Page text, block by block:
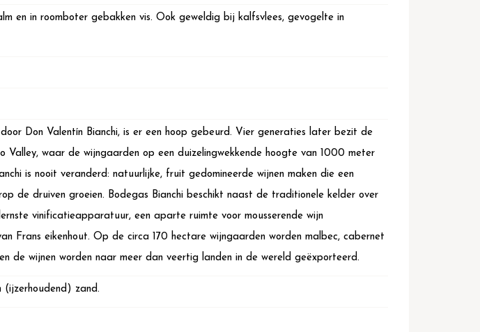
en in roomboter gebakken vis. Ook geweldig bij kalfsvlees, gevogelte in
Don Valentín Bianchi, is er een hoop gebeurd. Vier generaties later bezit de
Valley, waar de wijngaarden op een duizelingwekkende hoogte van 1000 meter
is nooit veranderd: natuurlijke, fruit gedomineerde wijnen maken die een
de druiven groeien. Bodegas Bianchi beschikt naast de traditionele kelder over
vinificatieapparatuur, een aparte ruimte voor mousserende wijn
Frans eikenhout. Op de circa 170 hectare wijngaarden worden malbec, cabernet
de wijnen worden naar meer dan veertig landen in de wereld geëxporteerd.
(ijzerhoudend) zand.